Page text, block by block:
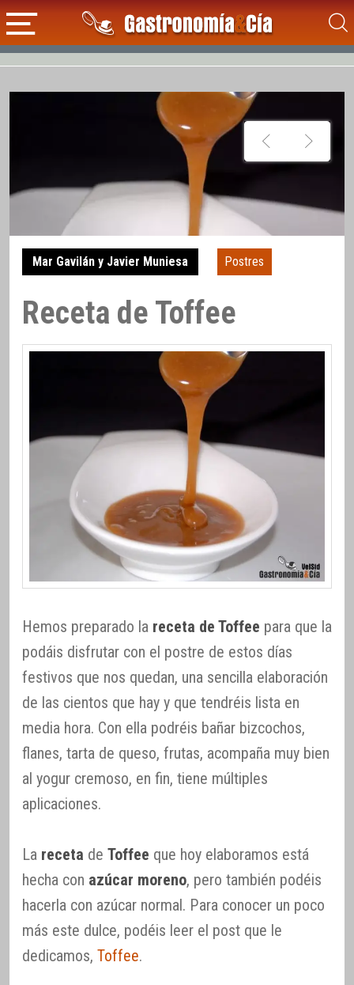
Mar Gavilán y Javier Muniesa Postres
Receta de Toffee
Hemos preparado la receta de Toffee para que la
podáis disfrutar con el postre de estos días
festivos que nos quedan, una sencilla elaboración
de las cientos que hay y que tendréis lista en
media hora. Con ella podréis bañar bizcochos,
flanes, tarta de queso, frutas, acompaña muy bien
al yogur cremoso, en fin, tiene múltiples
aplicaciones.
La receta de Toffee que hoy elaboramos está
hecha con azúcar moreno, pero también podéis
hacerla con azúcar normal. Para conocer un poco
más este dulce, podéis leer el post que le
dedicamos, Toffee.